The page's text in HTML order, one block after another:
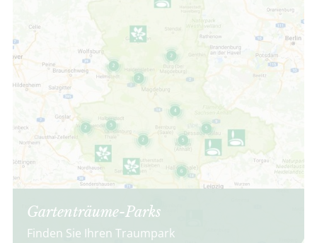
Gartenträume-Parks
Finden Sie Ihren Traumpark